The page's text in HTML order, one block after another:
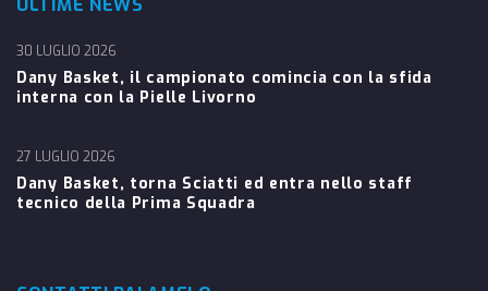
ULTIME NEWS
Dany Basket, il campionato comincia con la sfida
interna con la Pielle Livorno
30 LUGLIO 2026
Dany Basket, torna Sciatti ed entra nello staff
tecnico della Prima Squadra
27 LUGLIO 2026